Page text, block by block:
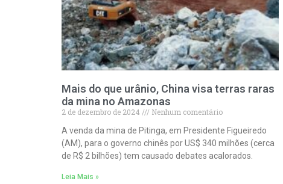
Mais do que urânio, China visa terras raras
da mina no Amazonas
2 de dezembro de 2024
Nenhum comentário
A venda da mina de Pitinga, em Presidente Figueiredo
(AM), para o governo chinês por US$ 340 milhões (cerca
de R$ 2 bilhões) tem causado debates acalorados.
Leia Mais »